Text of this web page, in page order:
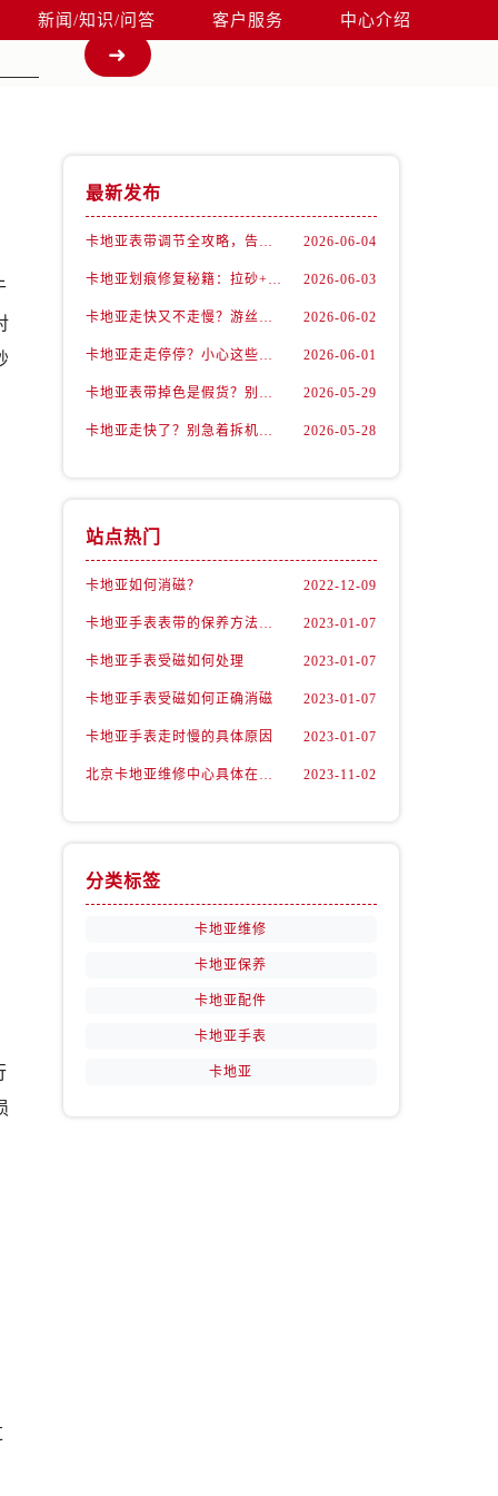
新闻/知识/问答 客户服务 中心介绍
最新发布
卡地亚表带调节全攻略，告别过短烦恼 2026-06-04
卡地亚划痕修复秘籍：拉砂+抛光双工艺还原如新 2026-06-03
卡地亚走快又不走慢？游丝问题你了解多少？ 2026-06-02
卡地亚走走停停？小心这些隐藏杀手 2026-06-01
卡地亚表带掉色是假货？别急，可能是这些日常习惯惹的祸 2026-05-29
卡地亚走快了？别急着拆机，先做这一步 2026-05-28
站点热门
卡地亚如何消磁？ 2022-12-09
卡地亚手表表带的保养方法有哪些？ 2023-01-07
卡地亚手表受磁如何处理 2023-01-07
卡地亚手表受磁如何正确消磁 2023-01-07
卡地亚手表走时慢的具体原因 2023-01-07
北京卡地亚维修中心具体在哪里？ 2023-11-02
分类标签
卡地亚维修
卡地亚保养
卡地亚配件
卡地亚手表
卡地亚